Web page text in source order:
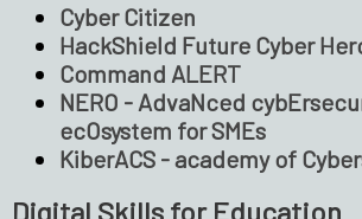
Cyber Citizen
HackShield Future Cyber
Command ALERT
NERO - AdvaNced
ecOsystem for SMEs
KiberACS - academy of
Digital Skills for Education